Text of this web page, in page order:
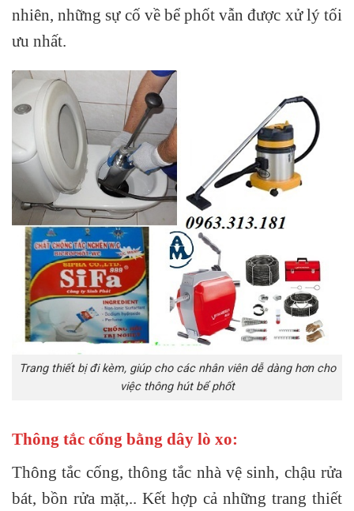
nhiên, những sự cố về bể phốt vẫn được xử lý tối
ưu nhất.
Trang thiết bị đi kèm, giúp cho các nhân viên dễ dàng hơn cho
việc thông hút bể phốt
Thông tắc cống bằng dây lò xo:
Thông tắc cống, thông tắc nhà vệ sinh, chậu rửa
bát, bồn rửa mặt,.. Kết hợp cả những trang thiết